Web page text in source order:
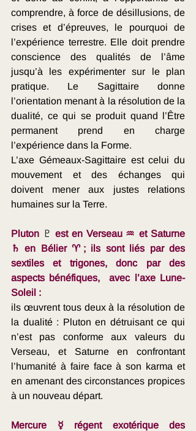
comprendre, à force de désillusions, de
crises et d’épreuves, le pourquoi de
l’expérience terrestre. Elle doit prendre
conscience des qualités de l’âme
jusqu’à les expérimenter sur le plan
pratique. Le Sagittaire donne
l’orientation menant à la résolution de la
dualité, ce qui se produit quand l’Être
permanent prend en charge
l’expérience dans la Forme.
L’axe Gémeaux-Sagittaire est celui du
mouvement et des échanges qui
doivent mener aux justes relations
humaines sur la Terre.
Pluton ♇ est en Verseau ♒ et Saturne
♄ en Bélier ♈; ils sont liés par des
sextiles et trigones, donc par des
aspects bénéfiques,  avec l’axe Lune-
Soleil :
ils œuvrent tous deux à la résolution de
la dualité : Pluton en détruisant ce qui
n’est pas conforme aux valeurs du
Verseau, et Saturne en confrontant
l’humanité à faire face à son karma et
en amenant des circonstances propices
à un nouveau départ.
Mercure ☿ régent exotérique des